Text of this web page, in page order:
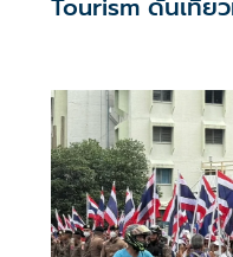
Tourism ดันเที่ย